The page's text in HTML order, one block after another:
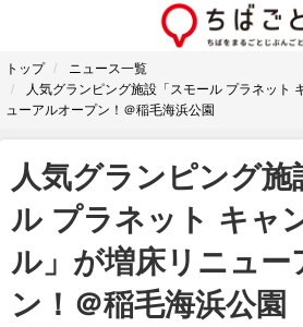
トップ
ニュース一覧
人気グランピング施設「スモール プラネット
ューアルオープン！＠稲毛海浜公園
人気グランピング施
ル プラネット キャ
ル」が増床リニュー
ン！＠稲毛海浜公園